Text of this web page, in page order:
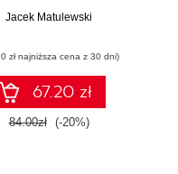
Jacek Matulewski
zł najniższa cena z 30 dni)
67.20 zł
84.00zł (-20%)